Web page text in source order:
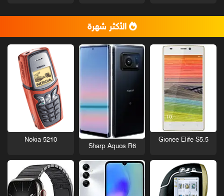
الأكثر شهرة
Gionee Elife S5.5
Sharp Aquos R6
Nokia 5210